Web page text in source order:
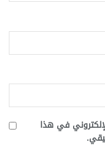
في هذا